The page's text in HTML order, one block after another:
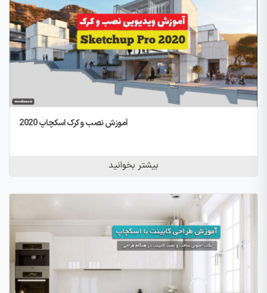
آموزش نصب و کرک اسکچاپ 2020
بیشتر بخوانید